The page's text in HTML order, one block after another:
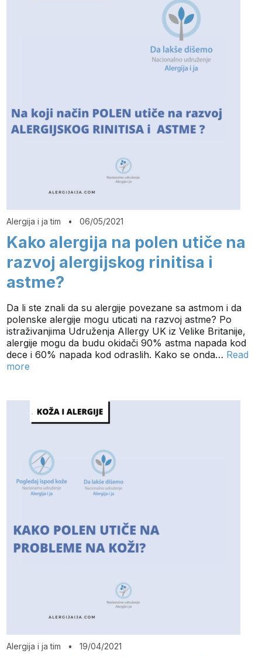
Alergija i ja tim •06/05/2021
Kako alergija na polen utiče na
razvoj alergijskog rinitisa i
astme?
Da li ste znali da su alergije povezane sa astmom i da
polenske alergije mogu uticati na razvoj astme? Po
istraživanjima Udruženja Allergy UK iz Velike Britanije,
alergije mogu da budu okidači 90% astma napada kod
dece i 60% napada kod odraslih. Kako se onda… Read
more
Alergija i ja tim •19/04/2021